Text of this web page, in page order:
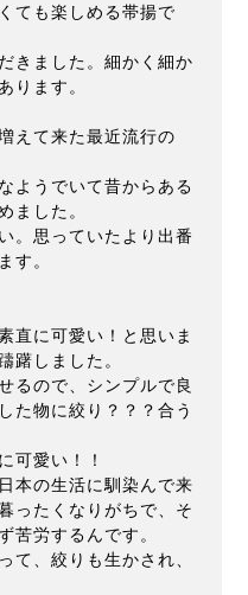
ても楽しめる帯揚で
きました。細かく細か
ります。
えて来た最近流行の
ようでいて昔からある
ました。
。思っていたより出番
す。
直に可愛い！と思いま
躇しました。
るので、シンプルで良
た物に絞り？？？合う
可愛い！！
本の生活に馴染んで来
ったくなりがちで、そ
苦労するんです。
て、絞りも生かされ、